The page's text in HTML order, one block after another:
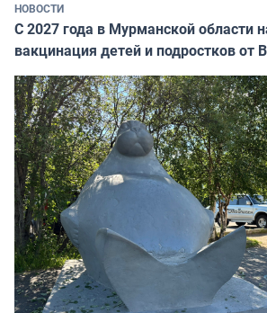
НОВОСТИ
С 2027 года в Мурманской области
вакцинация детей и подростков от